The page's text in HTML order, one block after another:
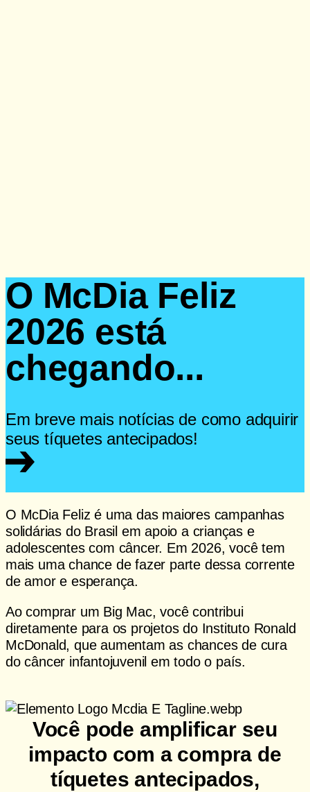
O McDia Feliz
2026 está
chegando...
Em breve mais notícias de como adquirir
seus tíquetes antecipados!
O McDia Feliz é uma das maiores campanhas
solidárias do Brasil em apoio a crianças e
adolescentes com câncer. Em 2026, você tem
mais uma chance de fazer parte dessa corrente
de amor e esperança.
Ao comprar um Big Mac, você contribui
diretamente para os projetos do Instituto Ronald
McDonald, que aumentam as chances de cura
do câncer infantojuvenil em todo o país.
Você pode amplificar seu
impacto com a compra de
tíquetes antecipados,